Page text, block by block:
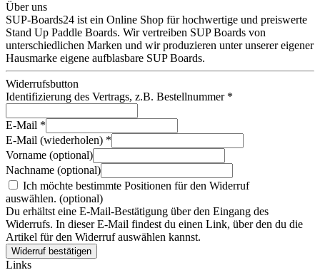
Über uns
SUP-Boards24 ist ein Online Shop für hochwertige und preiswerte
Stand Up Paddle Boards. Wir vertreiben SUP Boards von
unterschiedlichen Marken und wir produzieren unter unserer eigener
Hausmarke eigene aufblasbare SUP Boards.
Widerrufsbutton
Identifizierung des Vertrags, z.B. Bestellnummer *
E-Mail *
E-Mail (wiederholen) *
Vorname (optional)
Nachname (optional)
Ich möchte bestimmte Positionen für den Widerruf
auswählen. (optional)
Du erhältst eine E-Mail-Bestätigung über den Eingang des
Widerrufs. In dieser E-Mail findest du einen Link, über den du die
Artikel für den Widerruf auswählen kannst.
Widerruf bestätigen
Links